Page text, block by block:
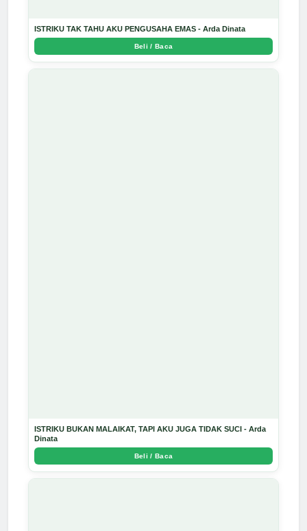
ISTRIKU TAK TAHU AKU PENGUSAHA EMAS - Arda Dinata
Beli / Baca
ISTRIKU BUKAN MALAIKAT, TAPI AKU JUGA TIDAK SUCI - Arda
Dinata
Beli / Baca